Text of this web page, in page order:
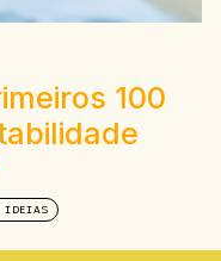
100
IDEIAS